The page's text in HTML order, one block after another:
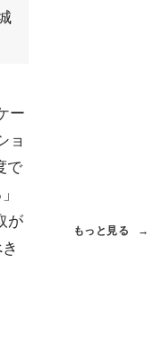
ー
ョ
で
が
もっと見る